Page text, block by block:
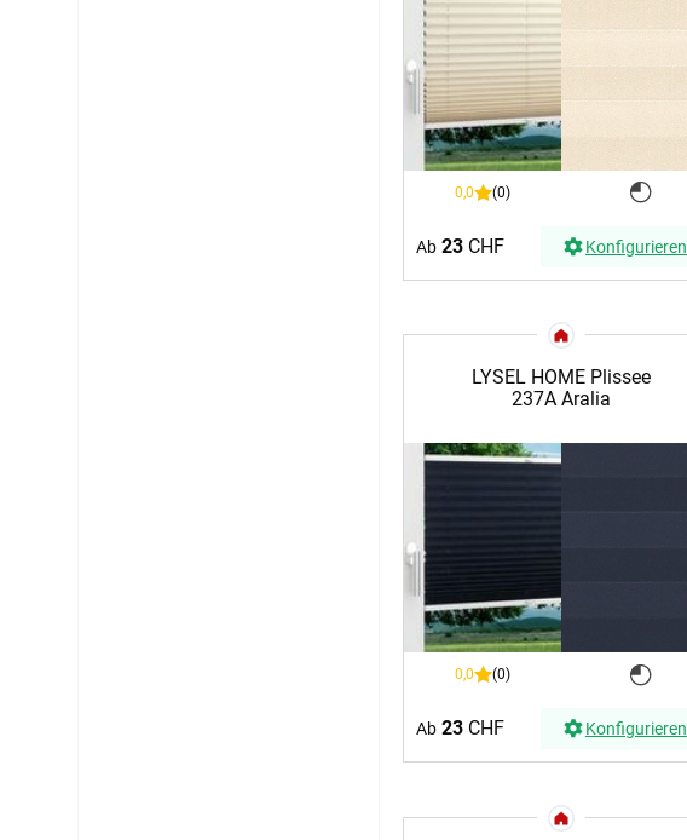
0,0 (0)
Ab 23 CHF Konfigurieren
LYSEL HOME Plissee
237A Aralia
0,0 (0)
Ab 23 CHF Konfigurieren